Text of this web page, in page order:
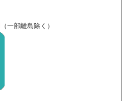
（一部離島除く）